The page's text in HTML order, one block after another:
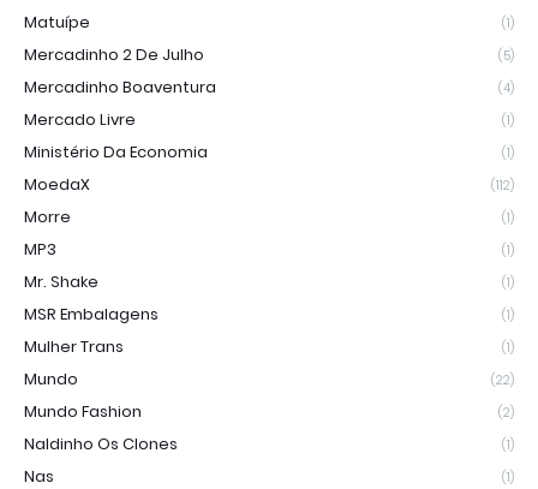
Matuípe (1)
Mercadinho 2 De Julho (5)
Mercadinho Boaventura (4)
Mercado Livre (1)
Ministério Da Economia (1)
MoedaX (112)
Morre (1)
MP3 (1)
Mr. Shake (1)
MSR Embalagens (1)
Mulher Trans (1)
Mundo (22)
Mundo Fashion (2)
Naldinho Os Clones (1)
Nas (1)